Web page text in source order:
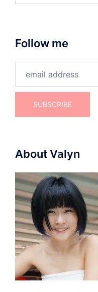
Follow me
About Valyn